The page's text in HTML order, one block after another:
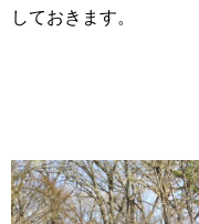
しておきます。